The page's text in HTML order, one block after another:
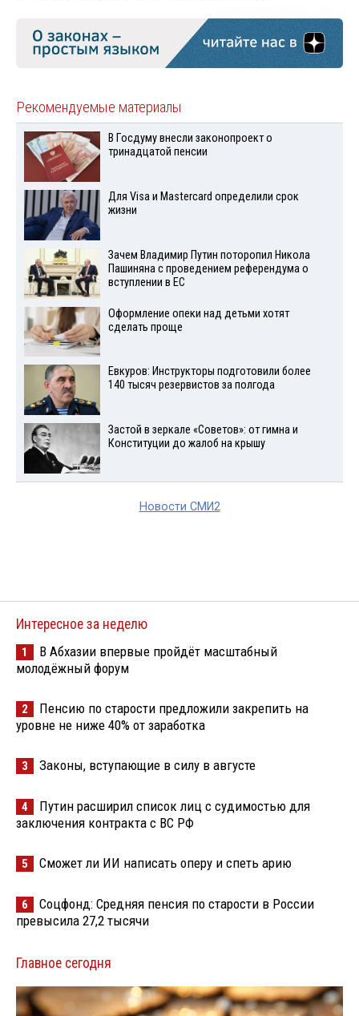
Рекомендуемые материалы
В Госдуму внесли законопроект о
тринадцатой пенсии
Для Visа и Mastercard определили срок
жизни
Зачем Владимир Путин поторопил Никола
Пашиняна с проведением референдума о
вступлении в ЕС
Оформление опеки над детьми хотят
сделать проще
Евкуров: Инструкторы подготовили более
140 тысяч резервистов за полгода
Застой в зеркале «Советов»: от гимна и
Конституции до жалоб на крышу
Новости СМИ2
Интересное за неделю
1
В Абхазии впервые пройдёт масштабный
молодёжный форум
2
Пенсию по старости предложили закрепить на
уровне не ниже 40% от заработка
3 Законы, вступающие в силу в августе
4
Путин расширил список лиц с судимостью для
заключения контракта с ВС РФ
5 Сможет ли ИИ написать оперу и спеть арию
6
Соцфонд: Средняя пенсия по старости в России
превысила 27,2 тысячи
Главное сегодня